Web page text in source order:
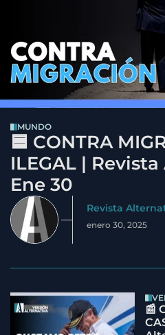
MUNDO
🟦 CONTRA
ILEGAL |
Ene 30
Revista
enero 30, 2025
📰